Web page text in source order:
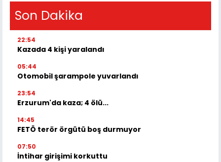
Son Dakika
22:54
Kazada 4 kişi yaralandı
05:44
Otomobil şarampole yuvarlandı
23:54
Erzurum'da kaza; 4 ölü...
14:45
FETÖ terör örgütü boş durmuyor
07:50
İntihar girişimi korkuttu